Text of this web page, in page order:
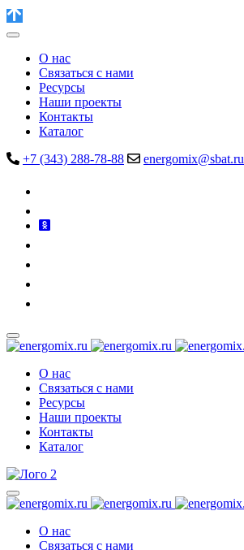
О нас
Связаться с нами
Ресурсы
Наши проекты
Контакты
Каталог
+7 (343) 288-78-88
energomix@sbat.ru
О нас
Связаться с нами
Ресурсы
Наши проекты
Контакты
Каталог
О нас
Связаться с нами